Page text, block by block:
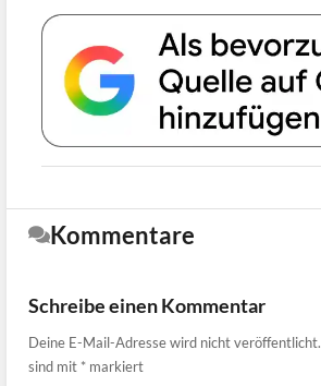
Kommentare
Schreibe einen Kommentar
Deine E-Mail-Adresse wird nicht veröffentlicht.
sind mit * markiert